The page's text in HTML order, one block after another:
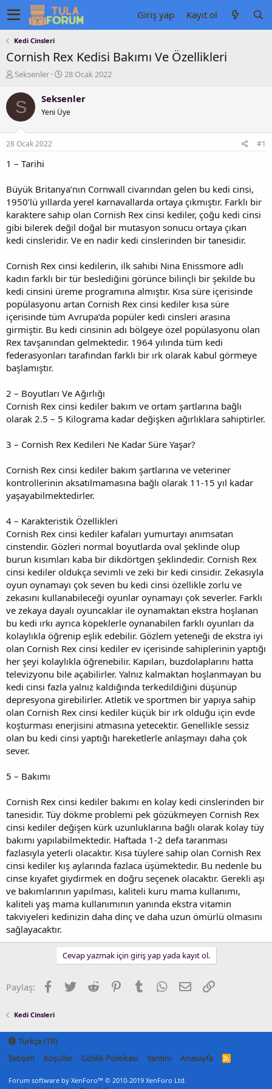
Giriş yap Kayıt ol
Kedi Cinsleri
Cornish Rex Kedisi Bakımı Ve Özellikleri
K
n
u
y
b
a
t
a
n
Seksenler
B
ş
a
r
i
h
i
28 Ocak 2022
S Seksenler
Yeni Üye
28 Ocak 2022 #1
1 – Tarihi
Büyük Britanya’nın Cornwall civarından gelen bu kedi cinsi,
1950’lü yıllarda yerel karnavallarda ortaya çıkmıştır. Farklı bir
karaktere sahip olan Cornish Rex cinsi kediler, çoğu kedi cinsi
gibi bilerek değil doğal bir mutasyon sonucu ortaya çıkan
kedi cinsleridir. Ve en nadir kedi cinslerinden bir tanesidir.
Cornish Rex cinsi kedilerin, ilk sahibi Nina Enissmore adlı
kadın farklı bir tür beslediğini görünce bilinçli bir şekilde bu
kedi cinsini üreme programına almıştır. Kısa süre içerisinde
popülasyonu artan Cornish Rex cinsi kediler kısa süre
içerisinde tüm Avrupa’da popüler kedi cinsleri arasına
girmiştir. Bu kedi cinsinin adı bölgeye özel popülasyonu olan
Rex tavşanından gelmektedir. 1964 yılında tüm kedi
federasyonları tarafından farklı bir ırk olarak kabul görmeye
başlamıştır.
2 – Boyutları Ve Ağırlığı
Cornish Rex cinsi kediler bakım ve ortam şartlarına bağlı
olarak 2.5 – 5 Kilograma kadar değişken ağırlıklara sahiptirler.
3 – Cornish Rex Kedileri Ne Kadar Süre Yaşar?
Cornish Rex cinsi kediler bakım şartlarına ve veteriner
kontrollerinin aksatılmamasına bağlı olarak 11-15 yıl kadar
yaşayabilmektedirler.
4 – Karakteristik Özellikleri
Cornish Rex cinsi kediler kafaları yumurtayı anımsatan
cinstendir. Gözleri normal boyutlarda oval şeklinde olup
burun kısımları kaba bir dikdörtgen şeklindedir. Cornish Rex
cinsi kediler oldukça sevimli ve zeki bir kedi cinsidir. Zekasıyla
oyun oynamayı çok seven bu kedi cinsi özellikle zorlu ve
zekasını kullanabileceği oyunlar oynamayı çok severler. Farklı
ve zekaya dayalı oyuncaklar ile oynamaktan ekstra hoşlanan
bu kedi ırkı ayrıca köpeklerle oynanabilen farklı oyunları da
kolaylıkla öğrenip eşlik edebilir. Gözlem yeteneği de ekstra iyi
olan Cornish Rex cinsi kediler ev içerisinde sahiplerinin yaptığı
her şeyi kolaylıkla öğrenebilir. Kapıları, buzdolaplarını hatta
televizyonu bile açabilirler. Yalnız kalmaktan hoşlanmayan bu
kedi cinsi fazla yalnız kaldığında terkedildiğini düşünüp
depresyona girebilirler. Atletik ve sportmen bir yapıya sahip
olan Cornish Rex cinsi kediler küçük bir ırk olduğu için evde
koşturması enerjisini atmasına yetecektir. Genellikle sessiz
olan bu kedi cinsi yaptığı hareketlerle anlaşmayı daha çok
sever.
5 – Bakımı
Cornish Rex cinsi kediler bakımı en kolay kedi cinslerinden bir
tanesidir. Tüy dökme problemi pek gözükmeyen Cornish Rex
cinsi kediler değişen kürk uzunluklarına bağlı olarak kolay tüy
bakımı yapılabilmektedir. Haftada 1-2 defa taranması
fazlasıyla yeterli olacaktır. Kısa tüylere sahip olan Cornish Rex
cinsi kediler kış aylarında fazlaca üşümektedir. Bu nedenle bu
cinse kıyafet giydirmek en doğru seçenek olacaktır. Gerekli aşı
ve bakımlarının yapılması, kaliteli kuru mama kullanımı,
kaliteli yaş mama kullanımının yanında ekstra vitamin
takviyeleri kedinizin daha dinç ve daha uzun ömürlü olmasını
sağlayacaktır.
Cevap yazmak için giriş yap yada kayıt ol.
Paylaş: Facebook
TwitterReddit PinterestTumblrWhatsApp
E-postaLink
Kedi Cinsleri
Türkçe (TR)
İletişim
Koşullar Gizlilik Politikası Yardım Anasayfa
R
Forum software by XenForo™ © 2010-2019 XenForo Ltd.